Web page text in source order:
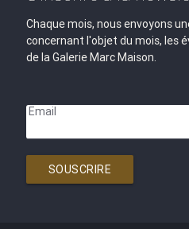
Chaque mois, nous envoyons
concernant l'objet du mois, les
de la Galerie Marc Maison.
Email
SOUSCRIRE